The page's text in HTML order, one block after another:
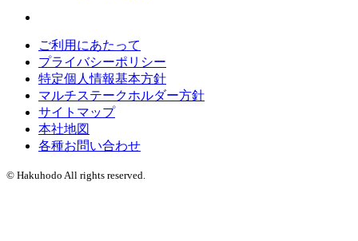
ご利用にあたって
プライバシーポリシー
特定個人情報基本方針
マルチステークホルダー方針
サイトマップ
本社地図
各種お問い合わせ
© Hakuhodo All rights reserved.